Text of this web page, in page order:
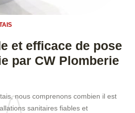
et efficace de pose
par CW Plomberie
nous comprenons combien il est
sanitaires fiables et